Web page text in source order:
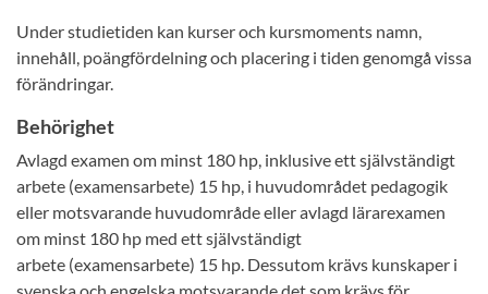
Under studietiden kan kurser och kursmoments namn,
innehåll, poängfördelning och placering i tiden genomgå vissa
förändringar.
Behörighet
Avlagd examen om minst 180 hp, inklusive ett självständigt
arbete (examensarbete) 15 hp, i huvudområdet pedagogik
eller motsvarande huvudområde eller avlagd lärarexamen
om minst 180 hp med ett självständigt
arbete (examensarbete) 15 hp. Dessutom krävs kunskaper i